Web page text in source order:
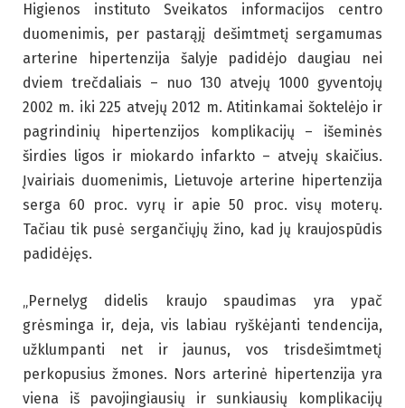
Higienos instituto Sveikatos informacijos centro
duomenimis, per pastarąjį dešimtmetį sergamumas
arterine hipertenzija šalyje padidėjo daugiau nei
dviem trečdaliais – nuo 130 atvejų 1000 gyventojų
2002 m. iki 225 atvejų 2012 m. Atitinkamai šoktelėjo ir
pagrindinių hipertenzijos komplikacijų – išeminės
širdies ligos ir miokardo infarkto – atvejų skaičius.
Įvairiais duomenimis, Lietuvoje arterine hipertenzija
serga 60 proc. vyrų ir apie 50 proc. visų moterų.
Tačiau tik pusė sergančiųjų žino, kad jų kraujospūdis
padidėjęs.
„Pernelyg didelis kraujo spaudimas yra ypač
grėsminga ir, deja, vis labiau ryškėjanti tendencija,
užklumpanti net ir jaunus, vos trisdešimtmetį
perkopusius žmones. Nors arterinė hipertenzija yra
viena iš pavojingiausių ir sunkiausių komplikacijų